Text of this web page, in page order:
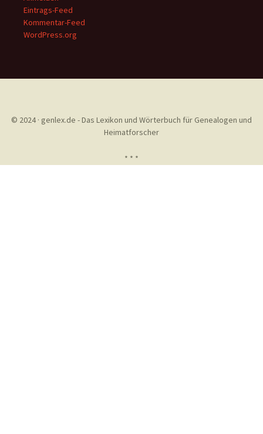
Eintrags-Feed
Kommentar-Feed
WordPress.org
© 2024 · genlex.de - Das Lexikon und Wörterbuch für Genealogen und
Heimatforscher
* * *